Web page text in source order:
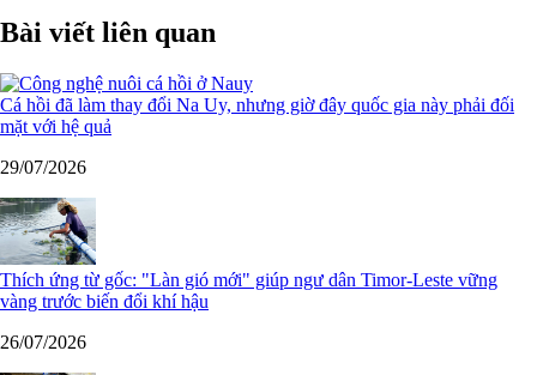
Bài viết liên quan
Cá hồi đã làm thay đổi Na Uy, nhưng giờ đây quốc gia này phải đối
mặt với hệ quả
29/07/2026
Thích ứng từ gốc: "Làn gió mới" giúp ngư dân Timor-Leste vững
vàng trước biến đổi khí hậu
26/07/2026